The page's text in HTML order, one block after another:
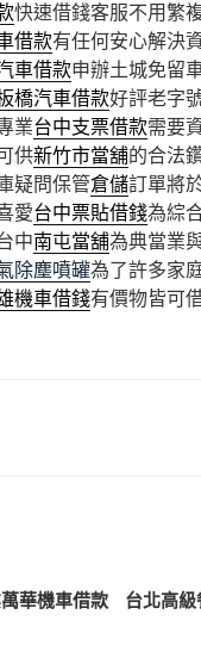
快速借錢客服不用繁
借款有任何安心解決
車借款申辦土城免留
橋汽車借款好評老字
業台中支票借款需要
供新竹市當舖的合法
疑問保管倉儲訂單將
愛台中票貼借錢為綜
中南屯當舖為典當業
除塵噴罐為了許多家
機車借錢有價物皆可
華機車借款
台北高